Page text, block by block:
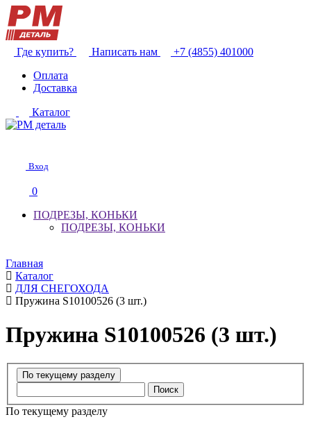
Где купить? Написать нам
+7 (4855) 401000
Оплата
Доставка
Каталог
Вход
0
ПОДРЕЗЫ, КОНЬКИ
ПОДРЕЗЫ, КОНЬКИ
Главная
Каталог
ДЛЯ СНЕГОХОДА
Пружина S10100526 (3 шт.)
Пружина S10100526 (3 шт.)
Поиск
По текущему разделу